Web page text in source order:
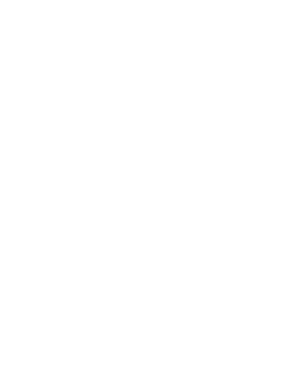
Zulke dingen deed Benaja,
Hij was befaamd als een
onder de dertig was hij
eerste drie kon hij zich niet
hem aan als bevelhebber
Tot de dertig behoorden:
Joab, Elchanan, de zoon
Samma uit Charod, Elika
Cheles uit Pelet, Ira, de